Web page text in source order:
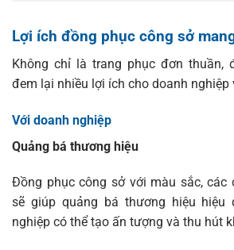
Lợi ích đồng phục công sở
Không chỉ là trang phục đơn thuần,
đem lại nhiều lợi ích cho doanh nghiệp
Với doanh nghiệp
Quảng bá thương hiệu
Đồng phục công sở với màu sắc, các
sẽ giúp quảng bá thương hiệu hiệu
nghiệp có thể tạo ấn tượng và thu hút